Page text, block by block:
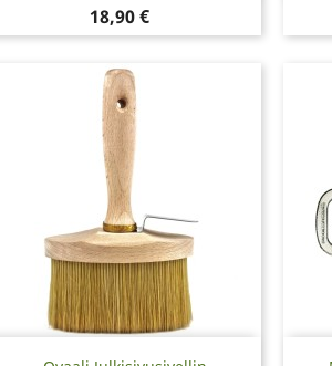
Hinta
18,90 €
Pikakatselu